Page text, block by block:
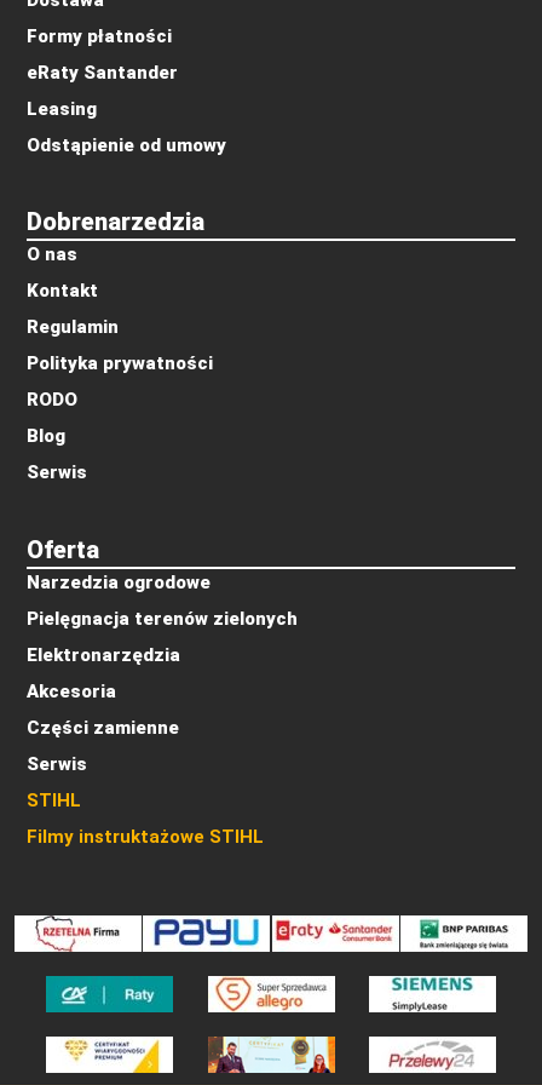
Oferta
Narzedzia ogrodowe
Pielęgnacja terenów zielonych
Elektronarzędzia
Akcesoria
Części zamienne
Serwis
STIHL
Filmy instruktażowe STIHL
Dobrenarzedzia
O nas
Kontakt
Regulamin
Polityka prywatności
RODO
Blog
Serwis
Formy płatności
eRaty Santander
Leasing
Odstąpienie od umowy